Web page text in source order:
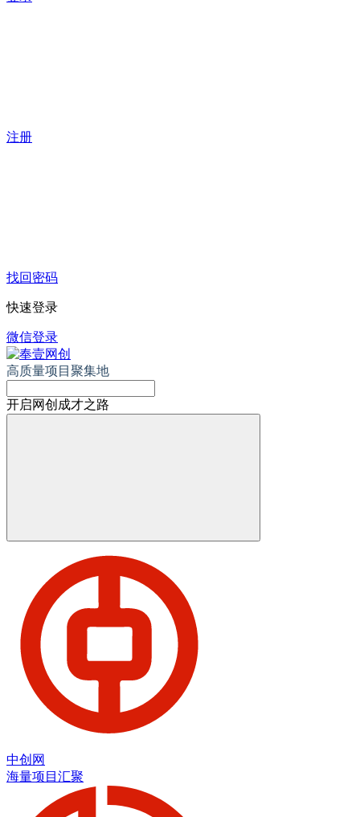
注册
找回密码
快速登录
微信登录
高质量项目聚集地
开启网创成才之路
中创网
海量项目汇聚